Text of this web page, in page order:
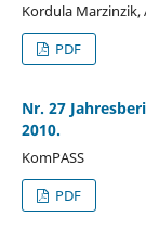
Kordula
PDF
Nr. 27
2010.
KomPASS
PDF